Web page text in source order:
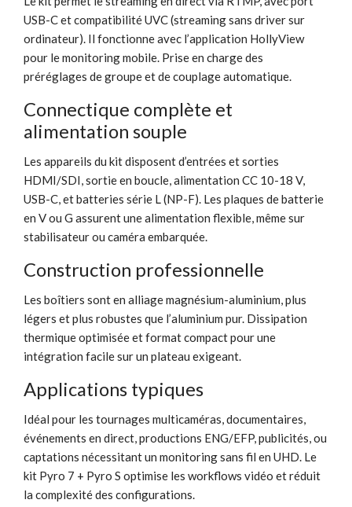
USB-C et compatibilité UVC (streaming sans driver sur
ordinateur). Il fonctionne avec l’application HollyView
pour le monitoring mobile. Prise en charge des
préréglages de groupe et de couplage automatique.
Connectique complète et
alimentation souple
Les appareils du kit disposent d’entrées et sorties
HDMI/SDI, sortie en boucle, alimentation CC 10-18 V,
USB-C, et batteries série L (NP-F). Les plaques de batterie
en V ou G assurent une alimentation flexible, même sur
stabilisateur ou caméra embarquée.
Construction professionnelle
Les boîtiers sont en alliage magnésium-aluminium, plus
légers et plus robustes que l’aluminium pur. Dissipation
thermique optimisée et format compact pour une
intégration facile sur un plateau exigeant.
Applications typiques
Idéal pour les tournages multicaméras, documentaires,
événements en direct, productions ENG/EFP, publicités, ou
captations nécessitant un monitoring sans fil en UHD. Le
kit Pyro 7 + Pyro S optimise les workflows vidéo et réduit
la complexité des configurations.